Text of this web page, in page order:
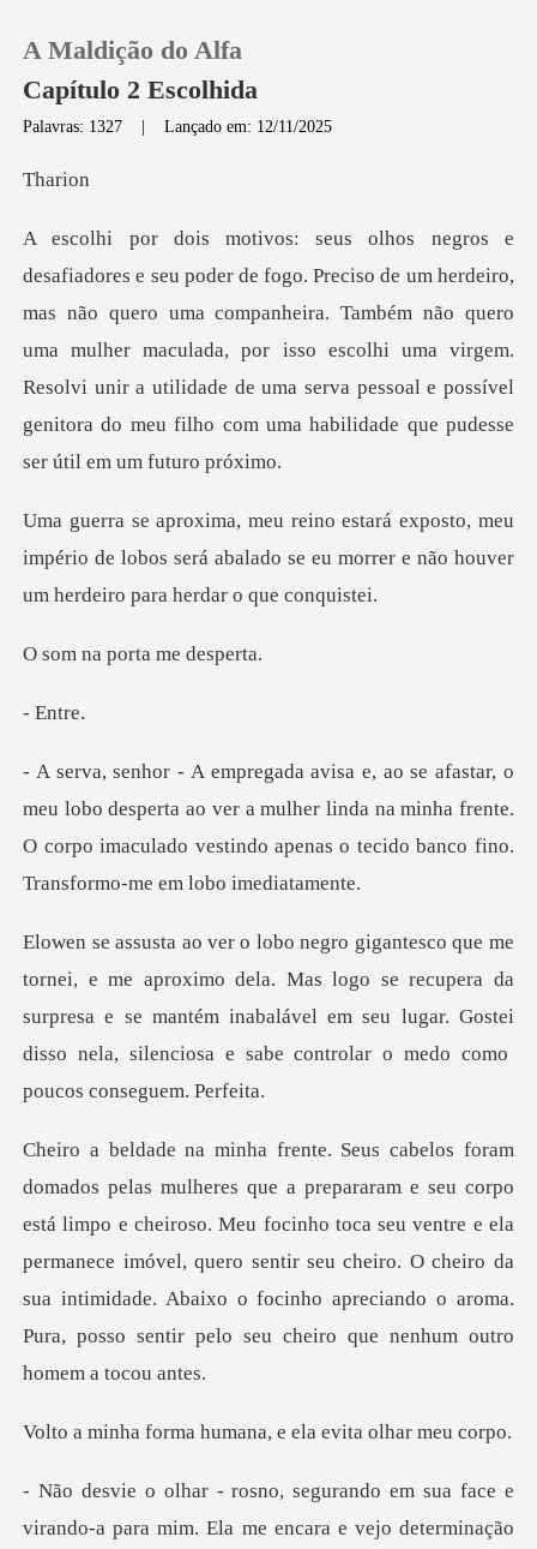
Loja
Histórico
Sair
Baixar App
A Maldição do Alfa
Capítulo 2 Escolhida
Palavras: 1327 |Lançado em: 12/11/2025
ar
quero uma companheira. Também não quero
uma mulher maculada, por isso escolhi uma virgem.
Resolvi unir a utilidade
meu
império de lobos será abalado se eu morrer e n
porta me
En
esperta ao ver a mulher linda na minha frente.
O corpo imaculado ves
la. Mas logo se recupera da
surpresa e se mantém inabalável em seu lugar. Gostei
o e cheiroso. Meu focinho toca seu ventre e ela
permanece imóvel, quero sentir seu cheiro. O cheiro da
sua intimid
humana, e ela evit
em sua face e
virando-a para mim. Ela me